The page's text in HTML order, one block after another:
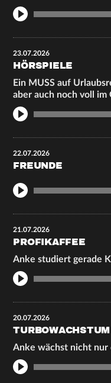
23.07.2026
HÖRSPIELE
Ein MUSS auf
aber auch noch voll im
22.07.2026
FREUNDE
21.07.2026
PROFIKAFFEE
Anke studiert gerade
20.07.2026
TURBOWACHSTUM
Anke wächst nicht nur